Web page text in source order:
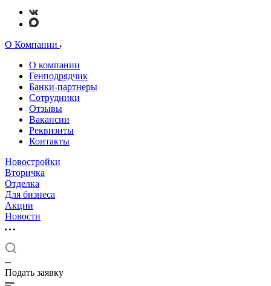
О Компании
О компании
Генподрядчик
Банки-партнеры
Сотрудники
Отзывы
Вакансии
Реквизиты
Контакты
Новостройки
Вторичка
Отделка
Для бизнеса
Акции
Новости
--
Подать заявку